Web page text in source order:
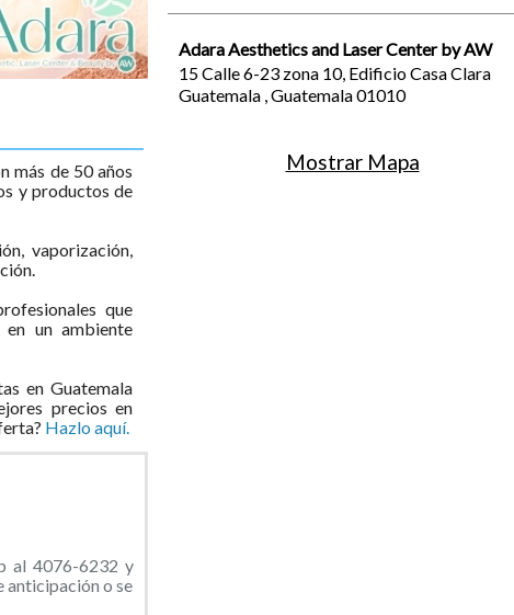
más de 50 años
y productos de
vaporización,
que
un ambiente
en Guatemala
precios en
Hazlo aquí.
al 4076-6232 y
anticipación o se
Adara Aesthetics and Laser Center by AW
15 Calle 6-23 zona 10, Edificio Casa Clara
Guatemala,Guatemala01010
Mostrar Mapa